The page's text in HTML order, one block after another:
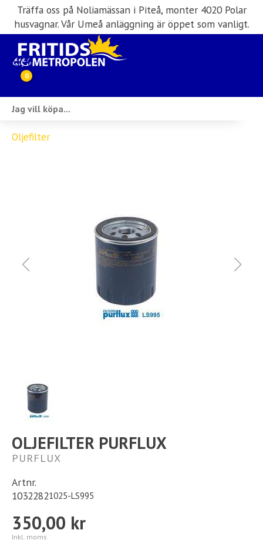
Träffa oss på Noliamässan i Piteå, monter 4020 Polar
husvagnar. Vår Umeå anläggning är öppet som vanligt.
0
Verkstad
Oljefilter
OLJEFILTER PURFLUX
PURFLUX
Artnr.
10322821025-LS995
350,00 kr
Inkl. moms